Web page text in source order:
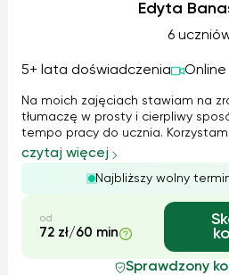
Edyta
6
5+ lata doświadczenia Online
Na moich zajęciach stawiam na
tłumaczę w prosty i cierpliwy
tempo pracy do ucznia.
nauczania - wspólnie
błędy i utrwalamy materiał
wiedza została na dłużej. Mam
czytaj więcej
Najbliższy wolny
od
72 zł/60 min
Sprawdzony